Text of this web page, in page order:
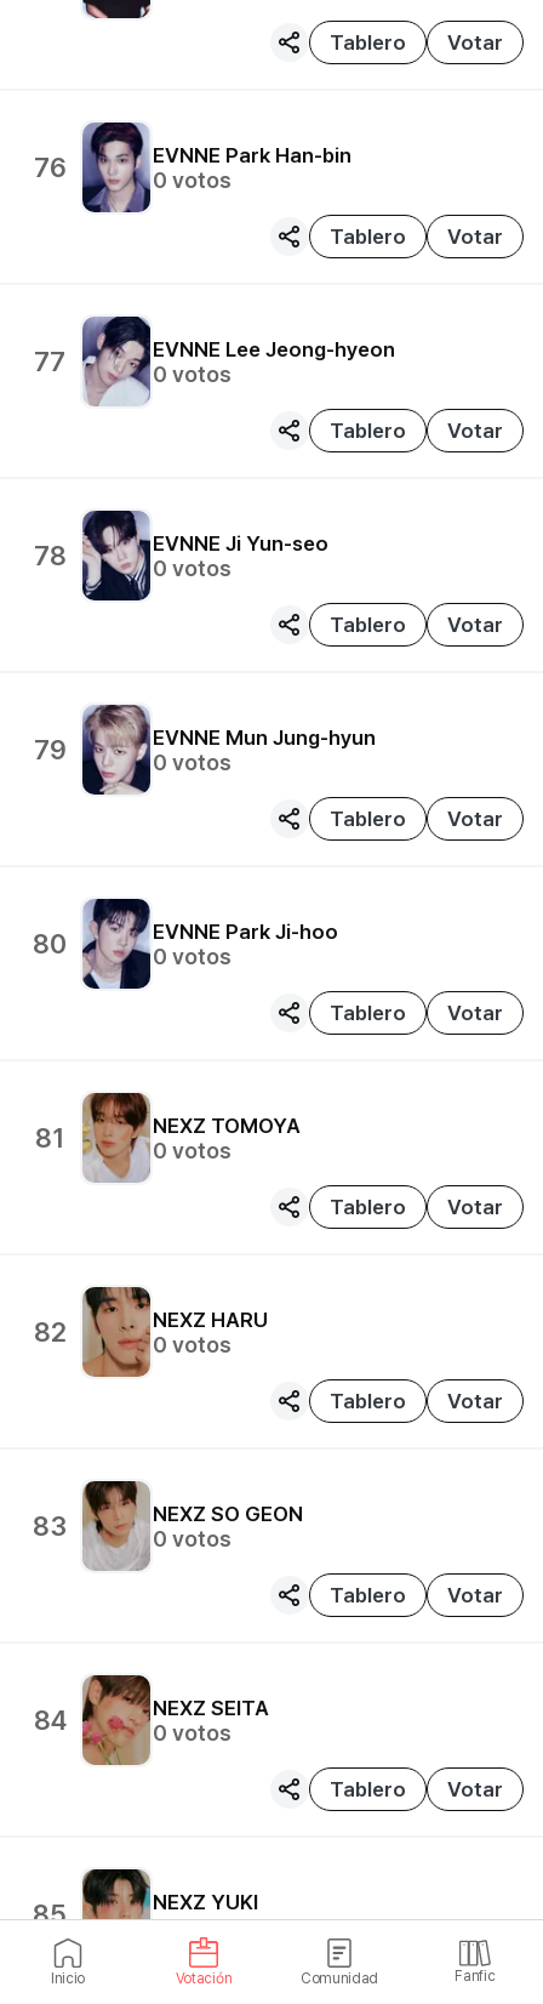
Tablero Votar
76 EVNNE Park Han-bin
0 votos
Tablero Votar
77 EVNNE Lee Jeong-hyeon
0 votos
Tablero Votar
78 EVNNE Ji Yun-seo
0 votos
Tablero Votar
79 EVNNE Mun Jung-hyun
0 votos
Tablero Votar
80 EVNNE Park Ji-hoo
0 votos
Tablero Votar
81 NEXZ TOMOYA
0 votos
Tablero Votar
82 NEXZ HARU
0 votos
Tablero Votar
83 NEXZ SO GEON
0 votos
Tablero Votar
84 NEXZ SEITA
0 votos
Tablero Votar
85 NEXZ YUKI
0votos
Tablero Votar
Inicio Votación Comunidad Fanfic